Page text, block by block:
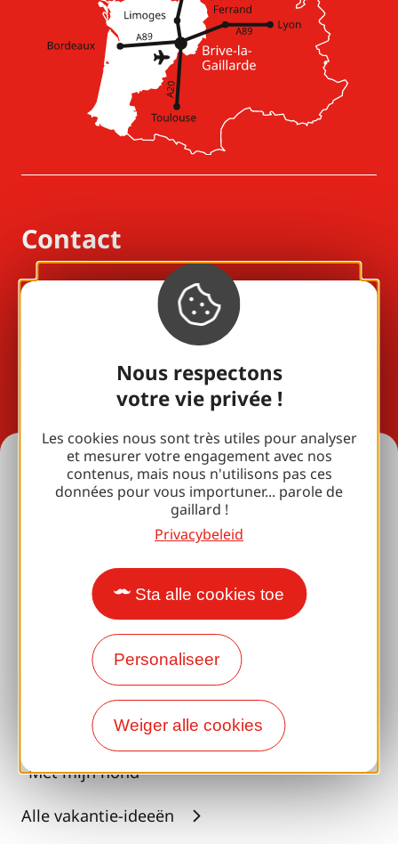
Nous respectons
votre vie privée !
Les cookies nous sont très utiles pour analyser
et mesurer votre engagement avec nos
contenus, mais nous n'utilisons pas ces
données pour vous importuner... parole de
gaillard !
Privacybeleid
Sta alle cookies toe
Personaliseer
Weiger alle cookies
Contact
Laat een bericht
05 55 24 08 80
Vakantie-ideeën
Al onze accommodaties
met je gezin
Pauzes voor welzijn
Toegankelijkheid
Verantwoord reizen
Reünies en neven en nichten
Met mijn hond
Alle vakantie-ideeën